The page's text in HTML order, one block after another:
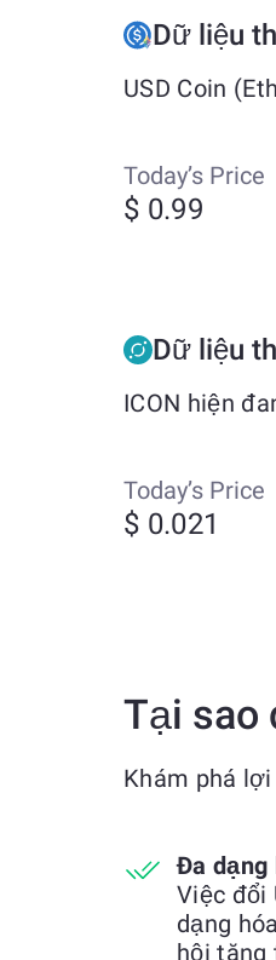
Dữ liệu
USD Coin
Today’s Price
$ 0.99
Dữ liệu
ICON hiện
Today’s Price
$ 0.021
Tại sao
Khám phá lợi
Đa dạng
Việc đổi
dạng
hội tăng